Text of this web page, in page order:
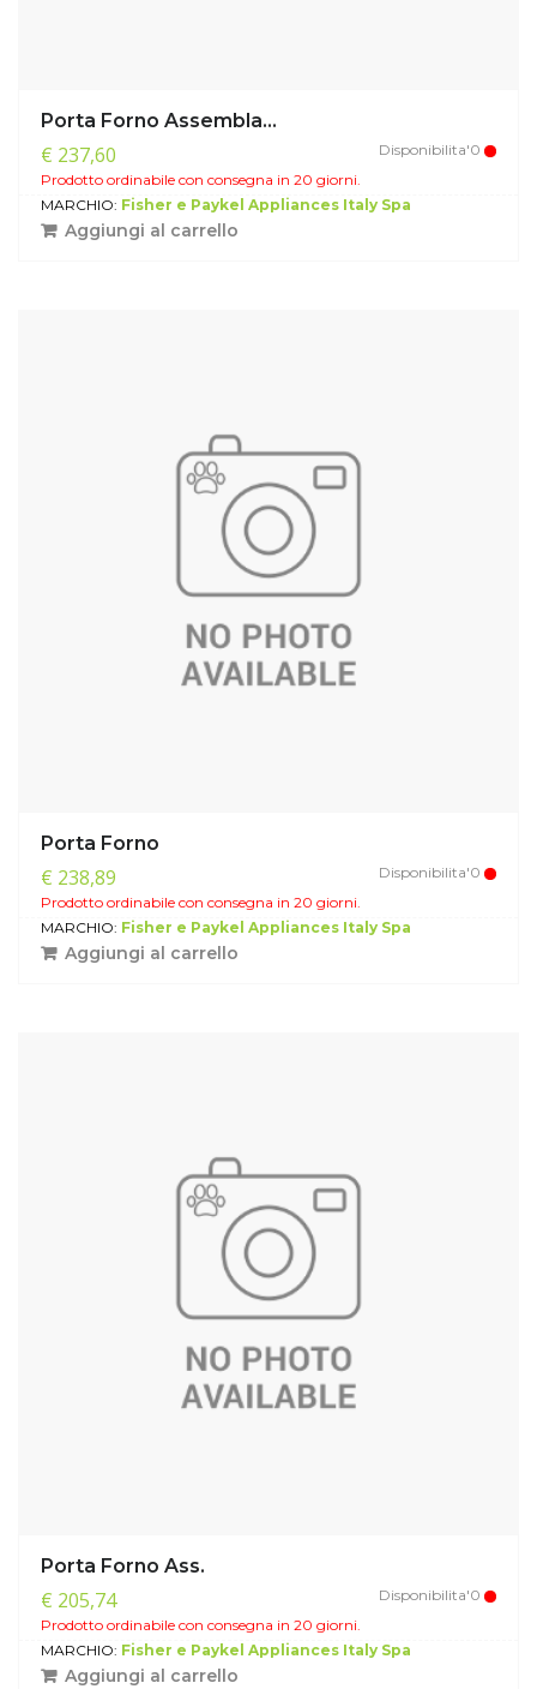
Porta Forno Assembla...
€ 237,60
Disponibilita'0
Prodotto ordinabile con consegna in 20 giorni.
MARCHIO: Fisher e Paykel Appliances Italy Spa
Aggiungi al carrello
Porta Forno
€ 238,89
Disponibilita'0
Prodotto ordinabile con consegna in 20 giorni.
MARCHIO: Fisher e Paykel Appliances Italy Spa
Aggiungi al carrello
Porta Forno Ass.
€ 205,74
Disponibilita'0
Prodotto ordinabile con consegna in 20 giorni.
MARCHIO: Fisher e Paykel Appliances Italy Spa
Aggiungi al carrello